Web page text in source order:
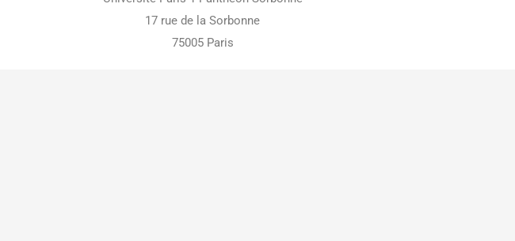
17 rue de la Sorbonne
75005 Paris